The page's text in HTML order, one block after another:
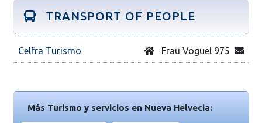
TRANSPORT OF PEOPLE
Celfra Turismo Frau Voguel 975
Más Turismo y servicios en Nueva Helvecia: